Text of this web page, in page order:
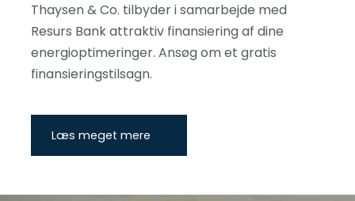
Thaysen & Co. tilbyder i samarbejde med
Resurs Bank attraktiv finansiering af dine
energioptimeringer. Ansøg om et gratis
finansieringstilsagn.
Læs meget mere